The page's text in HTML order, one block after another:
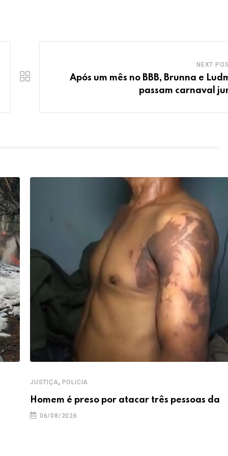
NEXT
Após um mês no BBB, Brunna e
passam carnaval
JUSTIÇA, POLICIA
Homem é preso por atacar três pessoas da
06/08/2026